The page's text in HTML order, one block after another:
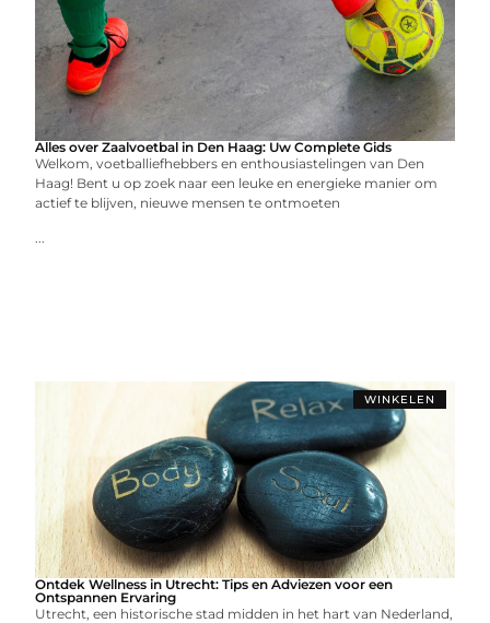
Alles over Zaalvoetbal in Den Haag: Uw Complete Gids
Welkom, voetballiefhebbers en enthousiastelingen van Den
Haag! Bent u op zoek naar een leuke en energieke manier om
actief te blijven, nieuwe mensen te ontmoeten
...
WINKELEN
Ontdek Wellness in Utrecht: Tips en Adviezen voor een
Ontspannen Ervaring
Utrecht, een historische stad midden in het hart van Nederland,